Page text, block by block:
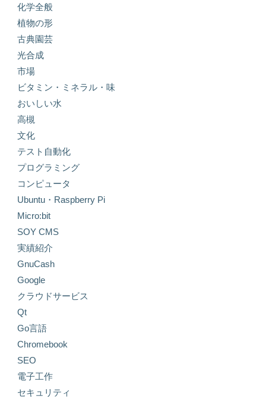
化学全般
植物の形
古典園芸
光合成
市場
ビタミン・ミネラル・味
おいしい水
高槻
文化
テスト自動化
プログラミング
コンピュータ
Ubuntu・Raspberry Pi
Micro:bit
SOY CMS
実績紹介
GnuCash
Google
クラウドサービス
Qt
Go言語
Chromebook
SEO
電子工作
セキュリティ